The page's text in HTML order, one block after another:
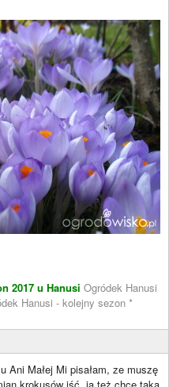
2017 u Hanusi Ogródek Hanusi
Hanusi - kolejny sezon *
Ani Małej Mi pisałam, ze muszę